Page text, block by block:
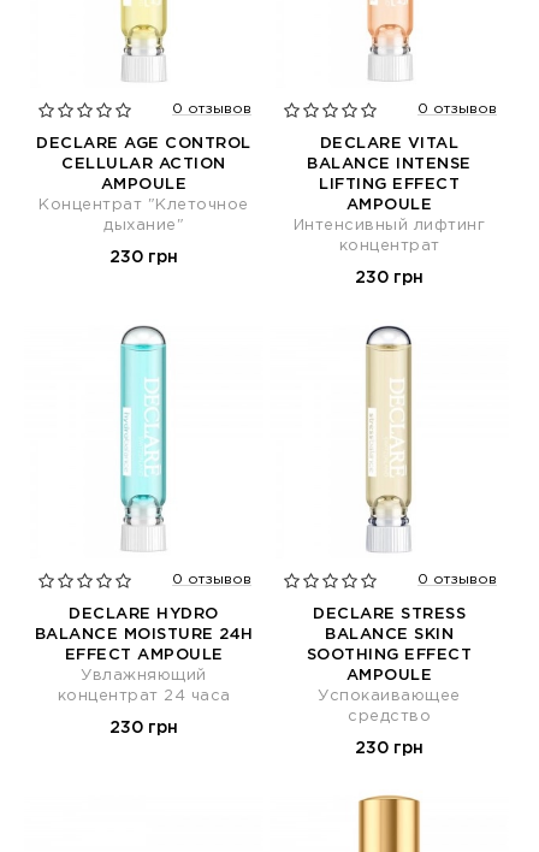
0 отзывов
DECLARE AGE CONTROL
CELLULAR ACTION
AMPOULE
Концентрат "Клеточное
дыхание"
230 грн
0 отзывов
DECLARE VITAL
BALANCE INTENSE
LIFTING EFFECT
AMPOULE
Интенсивный лифтинг
концентрат
230 грн
0 отзывов
DECLARE HYDRO
BALANCE MOISTURE 24H
EFFECT AMPOULE
Увлажняющий
концентрат 24 часа
230 грн
0 отзывов
DECLARE STRESS
BALANCE SKIN
SOOTHING EFFECT
AMPOULE
Успокаивающее
средство
230 грн